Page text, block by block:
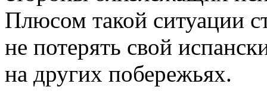
Плюсом такой ситуации
не потерять свой
на других побережьях.